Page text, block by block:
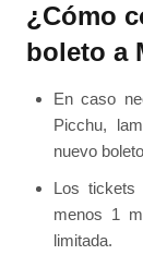
¿Cómo
boleto a
En caso
Picchu,
nuevo
Los
menos 1
limitada.